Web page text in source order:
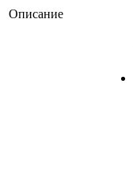
Описание